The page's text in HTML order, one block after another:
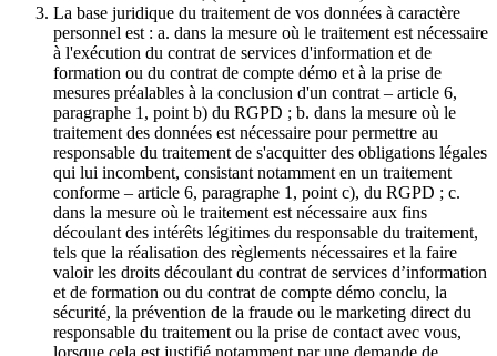
La base juridique du traitement de vos données à caractère
personnel est : a. dans la mesure où le traitement est nécessaire
à l'exécution du contrat de services d'information et de
formation ou du contrat de compte démo et à la prise de
mesures préalables à la conclusion d'un contrat – article 6,
paragraphe 1, point b) du RGPD ; b. dans la mesure où le
traitement des données est nécessaire pour permettre au
responsable du traitement de s'acquitter des obligations légales
qui lui incombent, consistant notamment en un traitement
conforme – article 6, paragraphe 1, point c), du RGPD ; c.
dans la mesure où le traitement est nécessaire aux fins
découlant des intérêts légitimes du responsable du traitement,
tels que la réalisation des règlements nécessaires et la faire
valoir les droits découlant du contrat de services d’information
et de formation ou du contrat de compte démo conclu, la
sécurité, la prévention de la fraude ou le marketing direct du
responsable du traitement ou la prise de contact avec vous,
lorsque cela est justifié notamment par une demande de